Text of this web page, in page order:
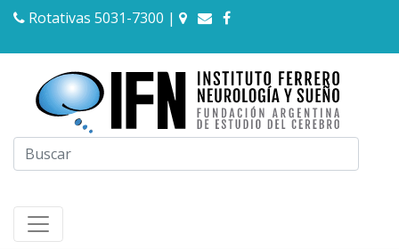
Rotativas 5031-7300 |